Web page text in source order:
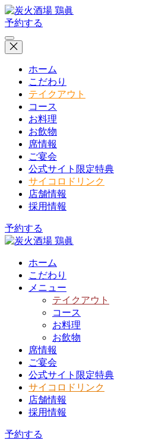
予約する
ホーム
こだわり
テイクアウト
コース
お料理
お飲物
席情報
ご宴会
公式サイト限定特典
サイコロドリンク
店舗情報
採用情報
予約する
ホーム
こだわり
メニュー
テイクアウト
コース
お料理
お飲物
席情報
ご宴会
公式サイト限定特典
サイコロドリンク
店舗情報
採用情報
予約する